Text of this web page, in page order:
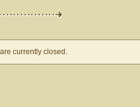
currently closed.